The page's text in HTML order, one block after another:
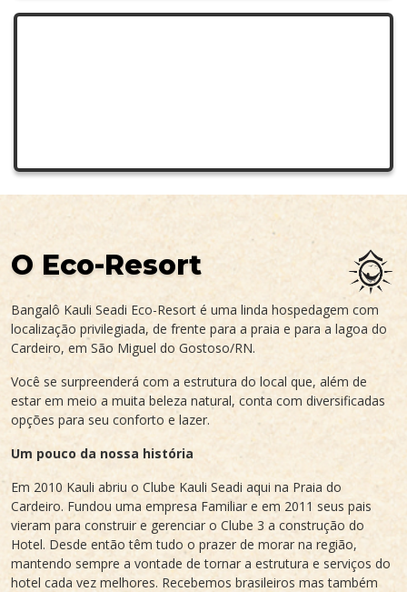
O Eco-Resort
Bangalô Kauli Seadi Eco-Resort é uma linda hospedagem com
localização privilegiada, de frente para a praia e para a lagoa do
Cardeiro, em São Miguel do Gostoso/RN.
Você se surpreenderá com a estrutura do local que, além de
estar em meio a muita beleza natural, conta com diversificadas
opções para seu conforto e lazer.
Um pouco da nossa história
Em 2010 Kauli abriu o Clube Kauli Seadi aqui na Praia do
Cardeiro. Fundou uma empresa Familiar e em 2011 seus pais
vieram para construir e gerenciar o Clube 3 a construção do
Hotel. Desde então têm tudo o prazer de morar na região,
mantendo sempre a vontade de tornar a estrutura e serviços do
hotel cada vez melhores. Recebemos brasileiros mas também